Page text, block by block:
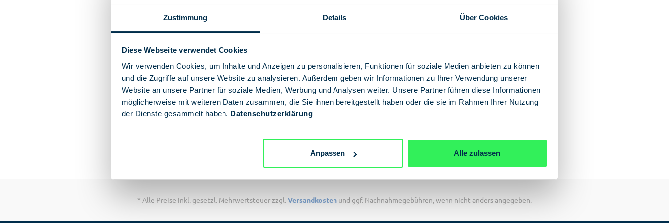
Zustimmung Details Über Cookies
Diese Webseite verwendet Cookies
Wir verwenden Cookies, um Inhalte und Anzeigen zu personalisieren, Funktionen für soziale Medien anbieten zu können
und die Zugriffe auf unsere Website zu analysieren. Außerdem geben wir Informationen zu Ihrer Verwendung unserer
Website an unsere Partner für soziale Medien, Werbung und Analysen weiter. Unsere Partner führen diese Informationen
möglicherweise mit weiteren Daten zusammen, die Sie ihnen bereitgestellt haben oder die sie im Rahmen Ihrer Nutzung
der Dienste gesammelt haben. Datenschutzerklärung
Anpassen Alle zulassen
* Alle Preise inkl. gesetzl. Mehrwertsteuer zzgl.Versandkosten und ggf. Nachnahmegebühren, wenn nicht anders angegeben.